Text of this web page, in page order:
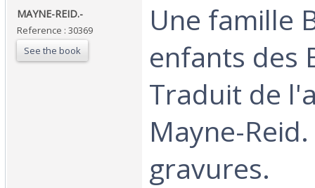
‎MAYNE-REID.-‎
Reference : 30369
See the book
‎Une famille
enfants des
Traduit de
Mayne-
gravures.‎